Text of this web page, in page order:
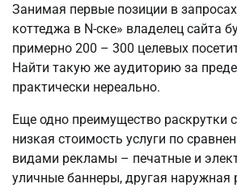
Занимая первые позиции в
коттеджа в N-ске» владелец сайта
примерно 200 – 300 целевых
Найти такую же аудиторию за
практически нереально.
Еще одно преимущество раскрутки
низкая стоимость услуги по
видами рекламы – печатные и
уличные баннеры, другая наружная